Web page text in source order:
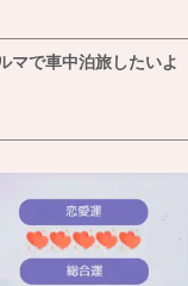
マで車中泊旅したいよ